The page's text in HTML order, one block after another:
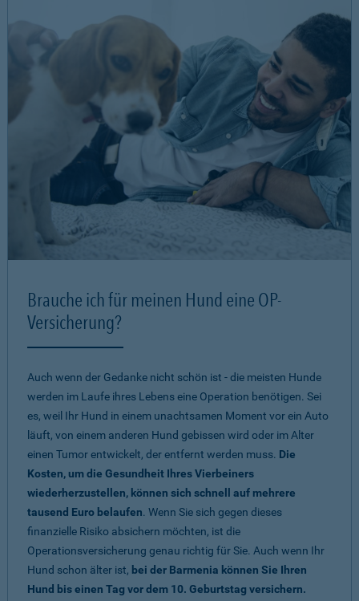
Brauche ich für meinen Hund eine OP-
Versicherung?
Auch wenn der Gedanke nicht schön ist - die meisten Hunde
werden im Laufe ihres Lebens eine Operation benötigen. Sei
es, weil Ihr Hund in einem unachtsamen Moment vor ein Auto
läuft, von einem anderen Hund gebissen wird oder im Alter
einen Tumor entwickelt, der entfernt werden muss. Die
Kosten, um die Gesundheit Ihres Vierbeiners
wiederherzustellen, können sich schnell auf mehrere
tausend Euro belaufen. Wenn Sie sich gegen dieses
finanzielle Risiko absichern möchten, ist die
Operationsversicherung genau richtig für Sie. Auch wenn Ihr
Hund schon älter ist, bei der Barmenia können Sie Ihren
Hund bis einen Tag vor dem 10. Geburtstag versichern.